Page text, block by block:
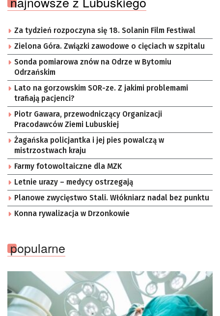
Za tydzień rozpoczyna się 18. Solanin Film Festiwal
Zielona Góra. Związki zawodowe o cięciach w szpitalu
Sonda pomiarowa znów na Odrze w Bytomiu
Odrzańskim
Lato na gorzowskim SOR-ze. Z jakimi problemami
trafiają pacjenci?
Piotr Gawara, przewodniczący Organizacji
Pracodawców Ziemi Lubuskiej
Żagańska policjantka i jej pies powalczą w
mistrzostwach kraju
Farmy fotowoltaiczne dla MZK
Letnie urazy – medycy ostrzegają
Planowe zwycięstwo Stali. Włókniarz nadal bez punktu
Konna rywalizacja w Drzonkowie
popularne